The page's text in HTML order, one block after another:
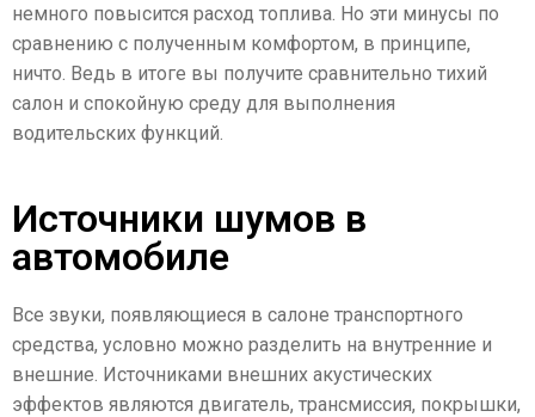
немного повысится расход топлива. Но эти минусы по
сравнению с полученным комфортом, в принципе,
ничто. Ведь в итоге вы получите сравнительно тихий
салон и спокойную среду для выполнения
водительских функций.
Источники шумов в
автомобиле
Все звуки, появляющиеся в салоне транспортного
средства, условно можно разделить на внутренние и
внешние. Источниками внешних акустических
эффектов являются двигатель, трансмиссия, покрышки,